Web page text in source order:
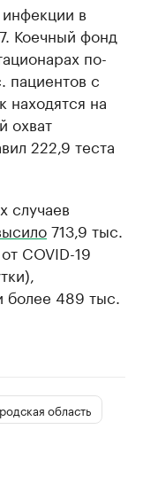
в
Коечный фонд
по-
пациентов с
находятся на
охват
222,9 теста
случаев
713,9 тыс.
COVID-19
более 489 тыс.
область